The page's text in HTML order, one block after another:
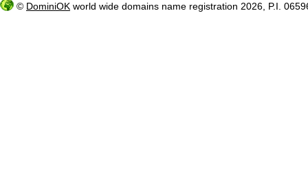
© DominiOK world wide domains name registration 2026, P.I.